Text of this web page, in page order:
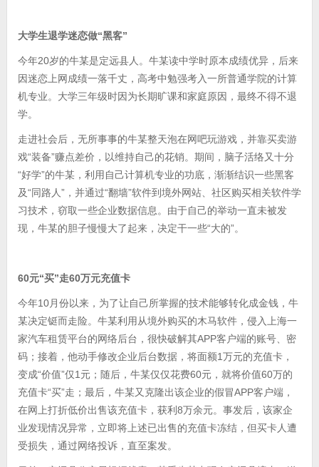
大学生退学迷恋做“黑客”
今年20岁的牛某是定远县人。牛某读中学时原本成绩优异，后来
因迷恋上网成绩一落千丈，高考中勉强考入一所普通学院的计算
机专业。大学三年级时因为长期旷课和家庭原因，最终不得不退
学。
走进社会后，无所事事的牛某整天泡在网吧玩游戏，并靠买卖游
戏“装备”赚点差价，以维持自己的花销。期间，脑子活络又十分
“好学”的牛某，利用自己计算机专业的功底，渐渐结识一些黑客
及“同路人”，并通过“翻墙”软件到境外网站、社区购买相关软件学
习技术，窃取一些企业数据信息。由于自己的举动一直未被发
现，牛某的胆子慢慢大了起来，决定干一些“大的”。
60元“买”走60万元充值卡
今年10月份以来，为了让自己所掌握的技术能够转化成金钱，牛
某决定铤而走险。牛某利用从境外购买的木马软件，侵入上海一
家汽车租赁平台的网络后台，很快破解其APP客户端的账号、密
码；接着，他动手修改企业后台数据，将面额1万元的充值卡，
变成“价值”仅1元；随后，牛某仅仅花费60元，就将价值60万的
充值卡“买”走；最后，牛某又克隆出该企业的假冒APP客户端，
在网上打折低价出售该充值卡，获利8万余元。事发后，该家企
业发现情况异常，立即将上述已出售的充值卡冻结，但买卡人遭
受损失，通过网络投诉，直至案发。